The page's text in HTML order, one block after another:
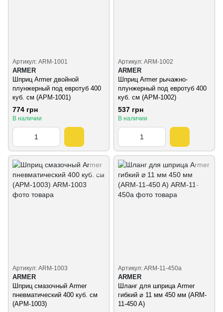
Артикул: ARM-1001
ARMER
Шприц Armer двойной
плунжерный под евротуб 400
куб. см (АРМ-1001)
774 грн
В наличии
Артикул: ARM-1002
ARMER
Шприц Armer рычажно-
плунжерный под евротуб 400
куб. см (АРМ-1002)
537 грн
В наличии
Артикул: ARM-1003
ARMER
Шприц смазочный Armer
пневматический 400 куб. см
(АРМ-1003)
Артикул: ARM-11-450a
ARMER
Шланг для шприца Armer
гибкий ⌀ 11 мм 450 мм (ARM-
11-450 A)